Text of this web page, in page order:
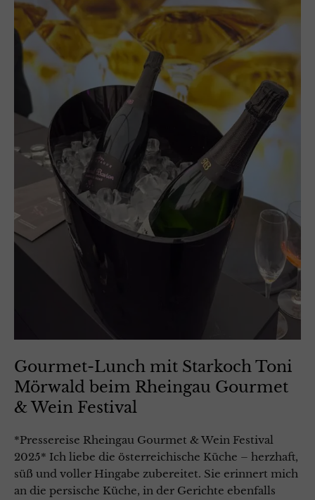
Gourmet-Lunch mit Starkoch Toni
Mörwald beim Rheingau Gourmet
& Wein Festival
*Pressereise Rheingau Gourmet & Wein Festival
2025* Ich liebe die österreichische Küche – herzhaft,
süß und voller Hingabe zubereitet. Sie erinnert mich
an die persische Küche, in der Gerichte ebenfalls